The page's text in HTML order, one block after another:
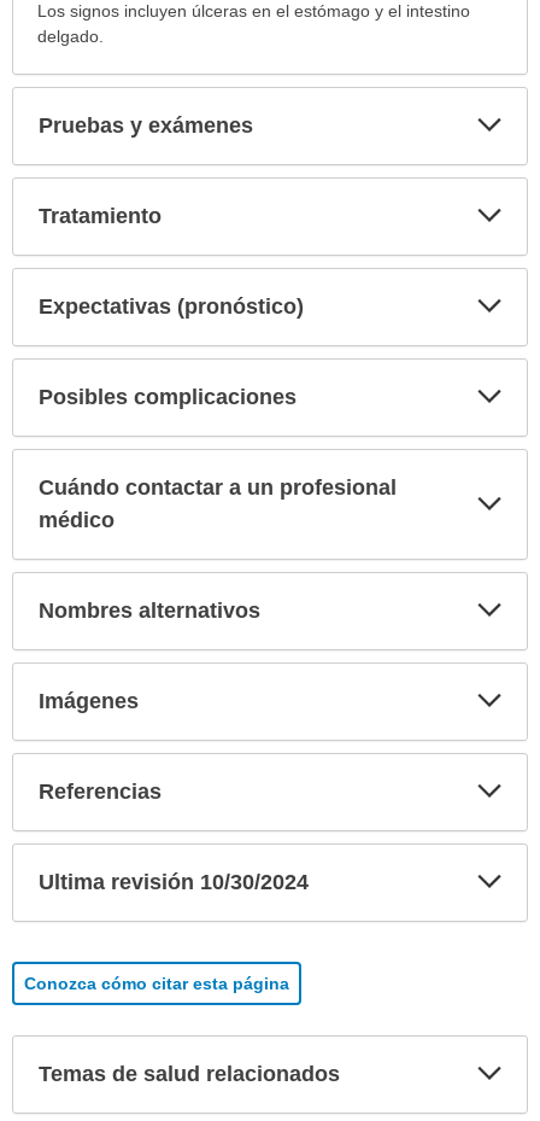
Los signos incluyen úlceras en el estómago y el intestino
delgado.
Pruebas y exámenes
Tratamiento
Expectativas (pronóstico)
Posibles complicaciones
Cuándo contactar a un profesional
médico
Nombres alternativos
Imágenes
Referencias
Ultima revisión 10/30/2024
Conozca cómo citar esta página
Temas de salud relacionados